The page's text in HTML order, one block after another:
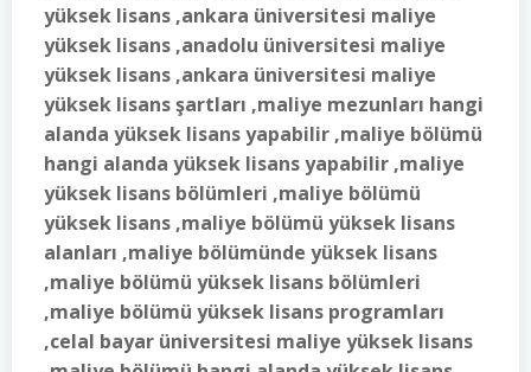
yüksek lisans ,ankara üniversitesi maliye
yüksek lisans ,anadolu üniversitesi maliye
yüksek lisans ,ankara üniversitesi maliye
yüksek lisans şartları ,maliye mezunları hangi
alanda yüksek lisans yapabilir ,maliye bölümü
hangi alanda yüksek lisans yapabilir ,maliye
yüksek lisans bölümleri ,maliye bölümü
yüksek lisans ,maliye bölümü yüksek lisans
alanları ,maliye bölümünde yüksek lisans
,maliye bölümü yüksek lisans bölümleri
,maliye bölümü yüksek lisans programları
,celal bayar üniversitesi maliye yüksek lisans